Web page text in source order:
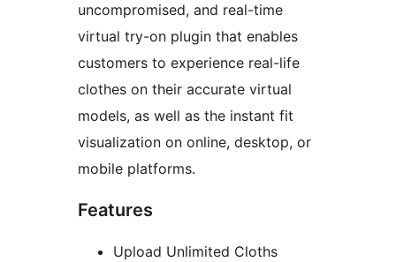
uncompromised, and real-time
virtual try-on plugin that enables
customers to experience real-life
clothes on their accurate virtual
models, as well as the instant fit
visualization on online, desktop, or
mobile platforms.
Features
Upload Unlimited Cloths